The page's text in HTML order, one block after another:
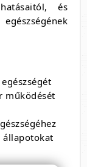
és
működését
állapotokat